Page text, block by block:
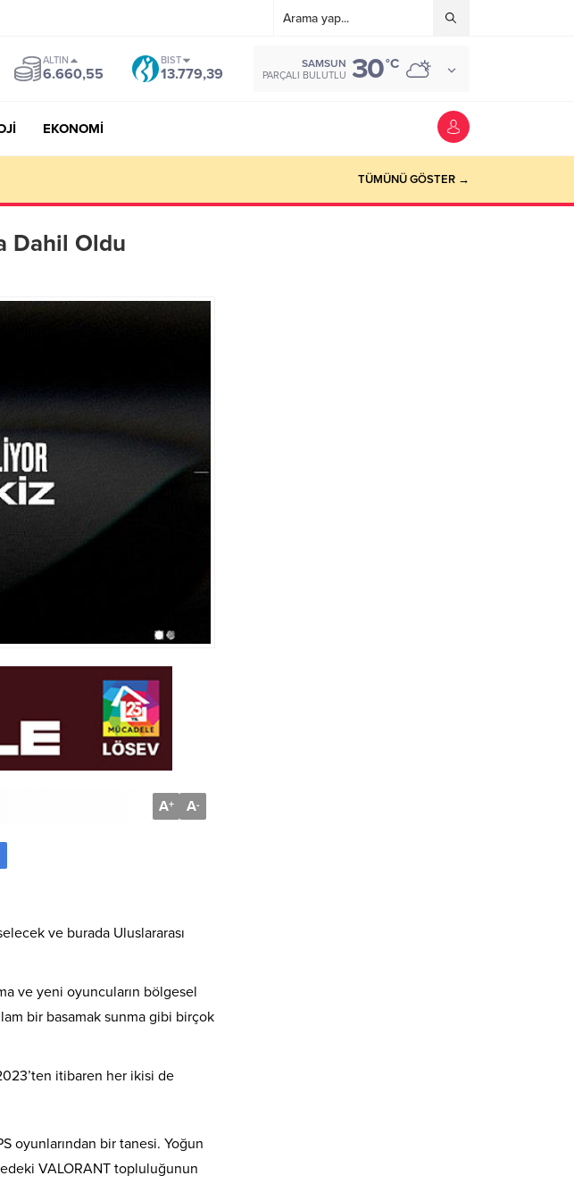
ALTIN
6.660,55
BIST
13.779,39
SAMSUN
PARÇALI BULUTLU 30°C
EKONOMİ
TÜMÜNÜ GÖSTER →
Dahil Oldu
A+ A-
ve burada Uluslararası
ve yeni oyuncuların bölgesel
bir basamak sunma gibi birçok
itibaren her ikisi de
oyunlarından bir tanesi. Yoğun
VALORANT topluluğunun